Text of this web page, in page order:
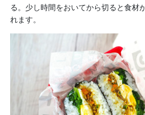
る。少し時間をおいてから切ると食材
れます。